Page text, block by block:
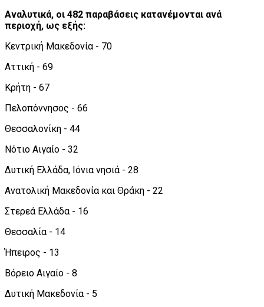
Αναλυτικά, οι 482 παραβάσεις κατανέμονται ανά
περιοχή, ως εξής:
Κεντρική Μακεδονία - 70
Αττική - 69
Κρήτη - 67
Πελοπόννησος - 66
Θεσσαλονίκη - 44
Νότιο Αιγαίο - 32
Δυτική Ελλάδα, Ιόνια νησιά - 28
Ανατολική Μακεδονία και Θράκη - 22
Στερεά Ελλάδα - 16
Θεσσαλία - 14
Ήπειρος - 13
Βόρειο Αιγαίο - 8
Δυτική Μακεδονία - 5